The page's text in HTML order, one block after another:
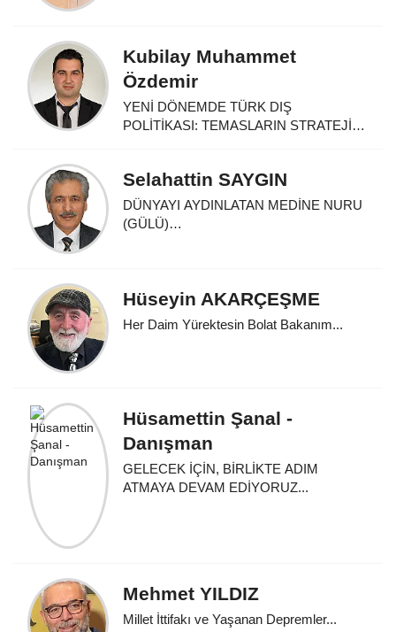
Kubilay Muhammet
Özdemir
YENİ DÖNEMDE TÜRK DIŞ
POLİTİKASI: TEMASLARIN STRATEJİK
Selahattin SAYGIN
DÜNYAYI AYDINLATAN MEDİNE NURU
(GÜLÜ)…
Hüseyin AKARÇEŞME
Her Daim Yürektesin Bolat Bakanım...
Hüsamettin Şanal -
Danışman
GELECEK İÇİN, BİRLİKTE ADIM
ATMAYA DEVAM EDİYORUZ...
Mehmet YILDIZ
Millet İttifakı ve Yaşanan Depremler...